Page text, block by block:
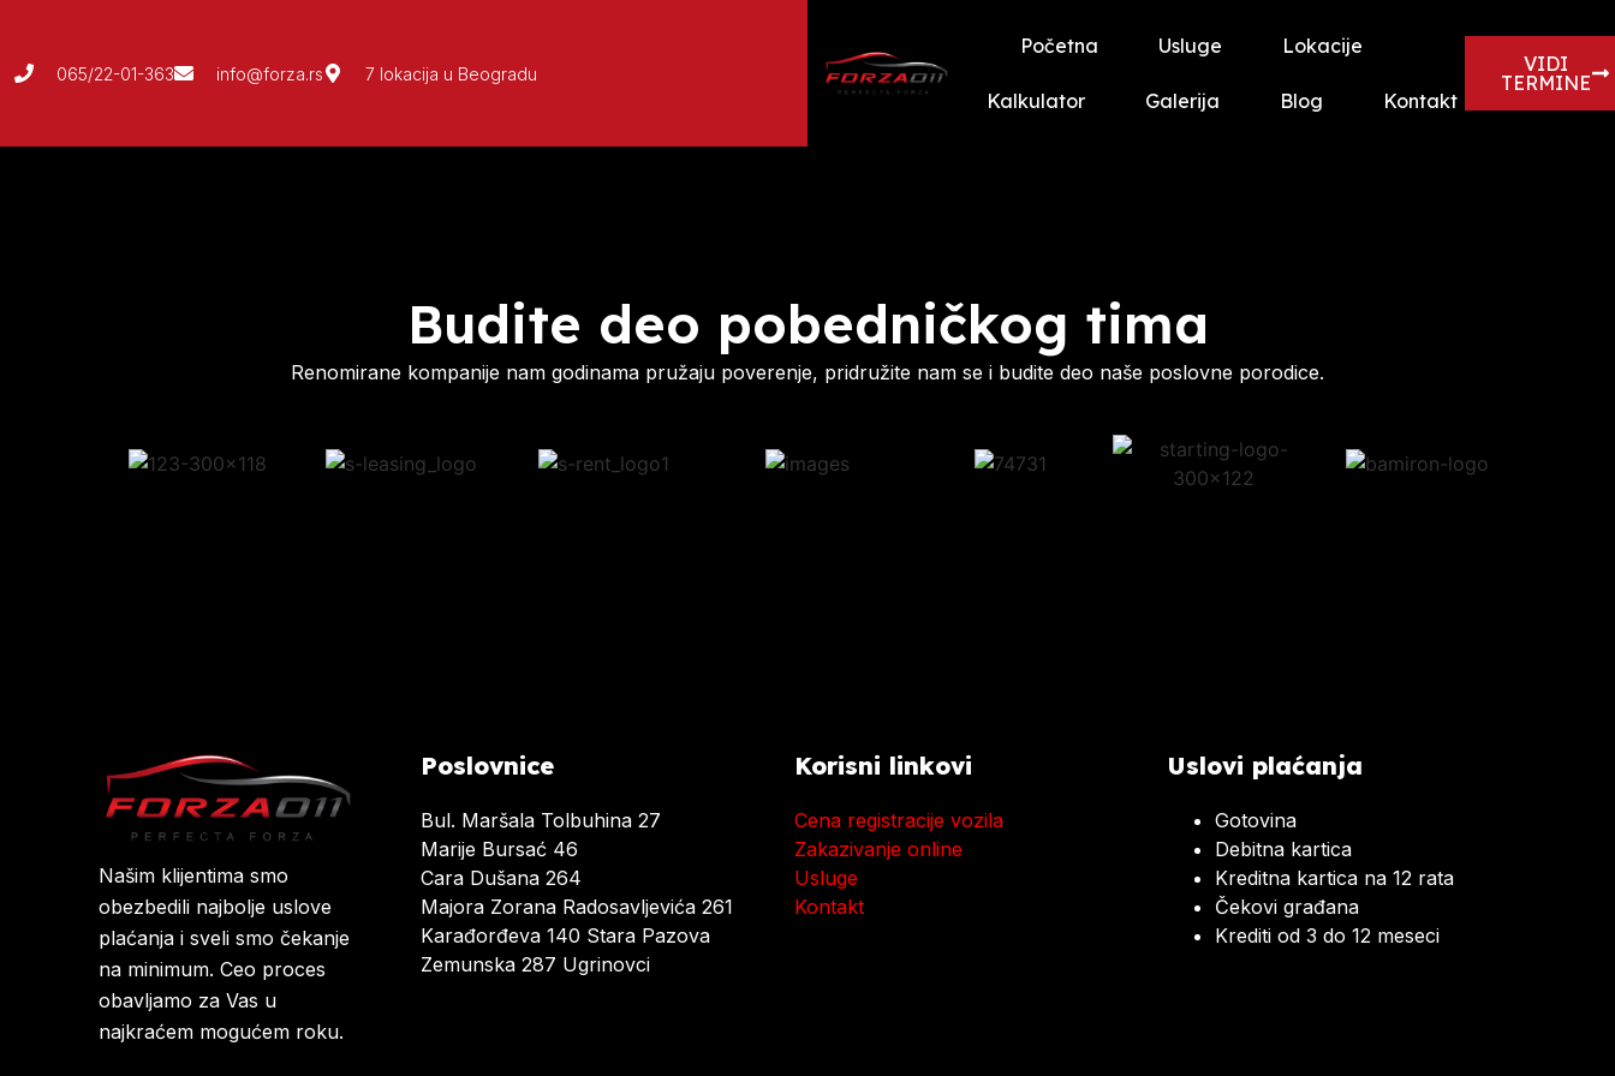
065/22-01-363 info@forza.rs 7 lokacija u Beogradu
Početna Usluge Lokacije
Kalkulator Galerija Blog Kontakt
VIDI
TERMINE
Budite deo pobedničkog tima
Renomirane kompanije nam godinama pružaju poverenje, pridružite nam se i budite deo naše poslovne porodice.
Našim klijentima smo
obezbedili najbolje uslove
plaćanja i sveli smo čekanje
na minimum. Ceo proces
obavljamo za Vas u
najkraćem mogućem roku.
Poslovnice
Bul. Maršala Tolbuhina 27
Marije Bursać 46
Cara Dušana 264
Majora Zorana Radosavljevića 261
Karađorđeva 140 Stara Pazova
Zemunska 287 Ugrinovci
Korisni linkovi
Cena registracije vozila
Zakazivanje online
Usluge
Kontakt
Uslovi plaćanja
Gotovina
Debitna kartica
Kreditna kartica na 12 rata
Čekovi građana
Krediti od 3 do 12 meseci